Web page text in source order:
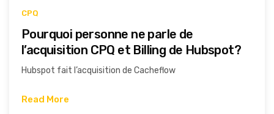
CPQ
Pourquoi personne ne parle de
l’acquisition CPQ et Billing de Hubspot?
Hubspot fait l’acquisition de Cacheflow
Read More